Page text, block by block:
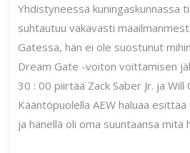
Yhdistyneessä kuningaskunnassa
suhtautuu vakavasti
Gatessa, hän ei ole suostunut
Dream Gate -voiton voittamisen
30 : 00 piirtää Zack Saber Jr. ja Will
Kääntöpuolella AEW haluaa
ja hänellä oli oma suuntaansa mitä